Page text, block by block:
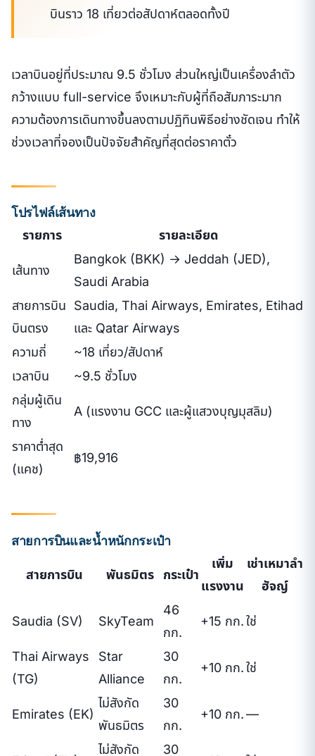
บินราว 18 เที่ยวต่อสัปดาห์ตลอดทั้งปี
เวลาบินอยู่ที่ประมาณ 9.5 ชั่วโมง ส่วนใหญ่เป็นเครื่องลำตัว
กว้างแบบ full-service จึงเหมาะกับผู้ที่ถือสัมภาระมาก
ความต้องการเดินทางขึ้นลงตามปฏิทินพิธีอย่างชัดเจน ทำให้
ช่วงเวลาที่จองเป็นปัจจัยสำคัญที่สุดต่อราคาตั๋ว
โปรไฟล์เส้นทาง
รายการ รายละเอียด
เส้นทาง
Bangkok (BKK) → Jeddah (JED),
Saudi Arabia
สายการบิน
บินตรง
Saudia, Thai Airways, Emirates, Etihad
และ Qatar Airways
ความถี่
~18 เที่ยว/สัปดาห์
เวลาบิน
~9.5 ชั่วโมง
กลุ่มผู้เดิน
ทาง
A (แรงงาน GCC และผู้แสวงบุญมุสลิม)
ราคาต่ำสุด
(แคช)
฿19,916
สายการบินและน้ำหนักกระเป๋า
สายการบิน พันธมิตร กระเป๋า
เพิ่ม
แรงงาน
เช่าเหมาลำ
ฮัจญ์
Saudia (SV) SkyTeam
46
กก.
+15 กก.ใช่
Thai Airways
(TG)
Star
Alliance
30
กก.
+10 กก.ใช่
Emirates (EK)
ไม่สังกัด
พันธมิตร
30
กก.
+10 กก.—
ไม่สังกัด 30